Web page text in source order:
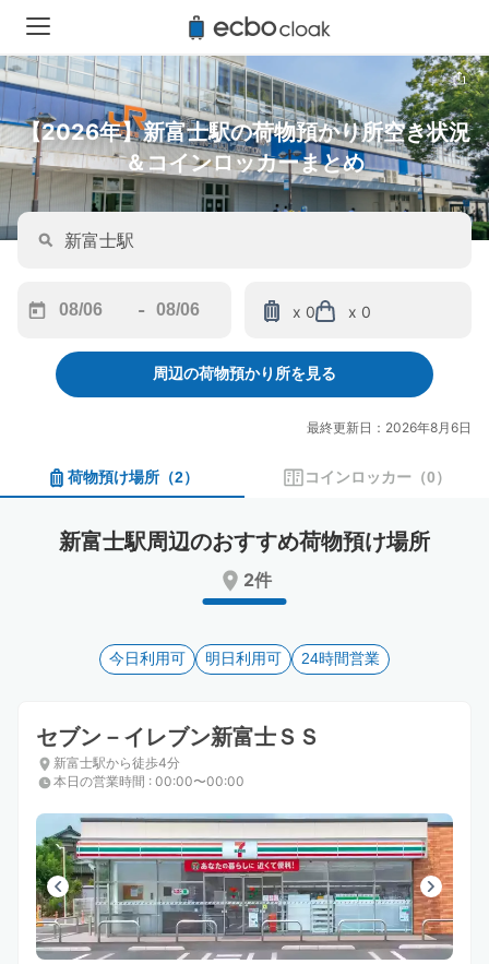
【2026年】新富士駅の荷物預かり所空き状況
＆コインロッカーまとめ
forward
interact
calendar
and
a
date.
the
keyboard
shortcuts
for
changing
dates.
-
backward
to
interact
calendar
and
a
date.
mark
key
the
keyboard
shortcuts
for
changing
dates.
x 0 x 0
周辺の荷物預かり所を見る
最終更新日：2026年8月6日
荷物預け場所 （2） コインロッカー （0）
新富士駅周辺のおすすめ荷物預け場所
2件
今日利用可 明日利用可 24時間営業
セブン－イレブン新富士ＳＳ
新富士駅から徒歩4分
本日の営業時間 : 00:00〜00:00